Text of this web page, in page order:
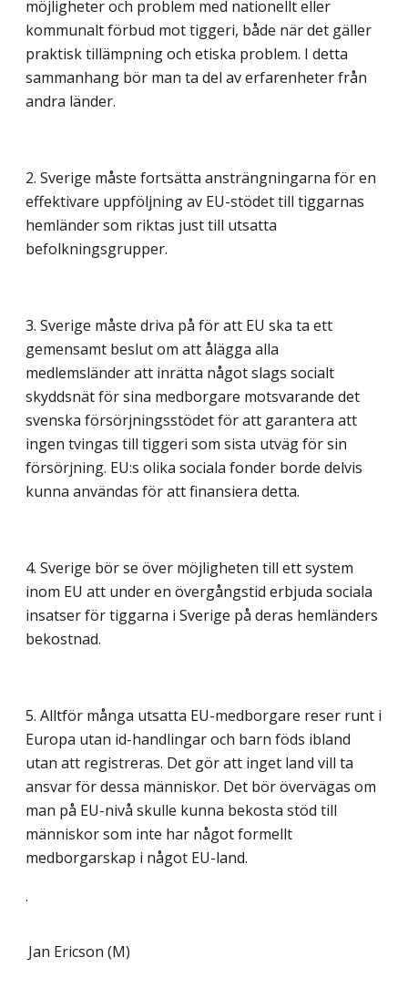
möjligheter och problem med nationellt eller
kommunalt förbud mot tiggeri, både när det gäller
praktisk tillämpning och etiska problem. I detta
sammanhang bör man ta del av erfarenheter från
andra länder.
2. Sverige måste fortsätta ansträngningarna för en
effektivare uppföljning av EU-stödet till tiggarnas
hemländer som riktas just till utsatta
befolkningsgrupper.
3. Sverige måste driva på för att EU ska ta ett
gemensamt beslut om att ålägga alla
medlemsländer att inrätta något slags socialt
skyddsnät för sina medborgare motsvarande det
svenska försörjningsstödet för att garantera att
ingen tvingas till tiggeri som sista utväg för sin
försörjning. EU:s olika sociala fonder borde delvis
kunna användas för att finansiera detta.
4. Sverige bör se över möjligheten till ett system
inom EU att under en övergångstid erbjuda sociala
insatser för tiggarna i Sverige på deras hemländers
bekostnad.
5. Alltför många utsatta EU-medborgare reser runt i
Europa utan id-handlingar och barn föds ibland
utan att registreras. Det gör att inget land vill ta
ansvar för dessa människor. Det bör övervägas om
man på EU-nivå skulle kunna bekosta stöd till
människor som inte har något formellt
medborgarskap i något EU-land.
.
Jan Ericson (M)